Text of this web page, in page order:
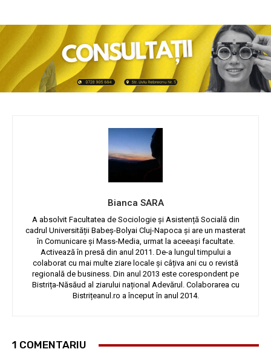
Bianca SARA
A absolvit Facultatea de Sociologie și Asistență Socială din
cadrul Universității Babeș-Bolyai Cluj-Napoca și are un masterat
în Comunicare și Mass-Media, urmat la aceeași facultate.
Activează în presă din anul 2011. De-a lungul timpului a
colaborat cu mai multe ziare locale și câțiva ani cu o revistă
regională de business. Din anul 2013 este corespondent pe
Bistrița-Năsăud al ziarului național Adevărul. Colaborarea cu
Bistrițeanul.ro a început în anul 2014.
1 COMENTARIU